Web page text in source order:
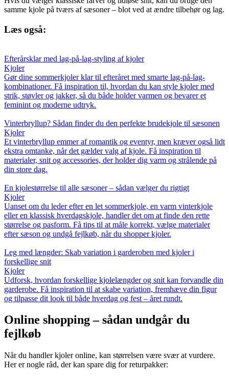
samme kjole på tværs af sæsoner – blot ved at ændre tilbehør og lag.
Læs også:
Efterårsklar med lag-på-lag-styling af kjoler
Kjoler
Gør dine sommerkjoler klar til efteråret med smarte lag-på-lag-
kombinationer. Få inspiration til, hvordan du kan style kjoler med
strik, støvler og jakker, så du både holder varmen og bevarer et
feminint og moderne udtryk.
Vinterbryllup? Sådan finder du den perfekte brudekjole til sæsonen
Kjoler
Et vinterbryllup emmer af romantik og eventyr, men kræver også lidt
ekstra omtanke, når det gælder valg af kjole. Få inspiration til
materialer, snit og accessories, der holder dig varm og strålende på
din store dag.
En kjolestørrelse til alle sæsoner – sådan vælger du rigtigt
Kjoler
Uanset om du leder efter en let sommerkjole, en varm vinterkjole
eller en klassisk hverdagskjole, handler det om at finde den rette
størrelse og pasform. Få tips til at måle korrekt, vælge materialer
efter sæson og undgå fejlkøb, når du shopper kjoler.
Leg med længder: Skab variation i garderoben med kjoler i
forskellige snit
Kjoler
Udforsk, hvordan forskellige kjolelængder og snit kan forvandle din
garderobe. Få inspiration til at skabe variation, fremhæve din figur
og tilpasse dit look til både hverdag og fest – året rundt.
Online shopping – sådan undgår du
fejlkøb
Når du handler kjoler online, kan størrelsen være svær at vurdere.
Her er nogle råd, der kan spare dig for returpakker: